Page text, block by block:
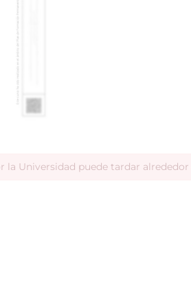
Universidad puede tardar alrededor